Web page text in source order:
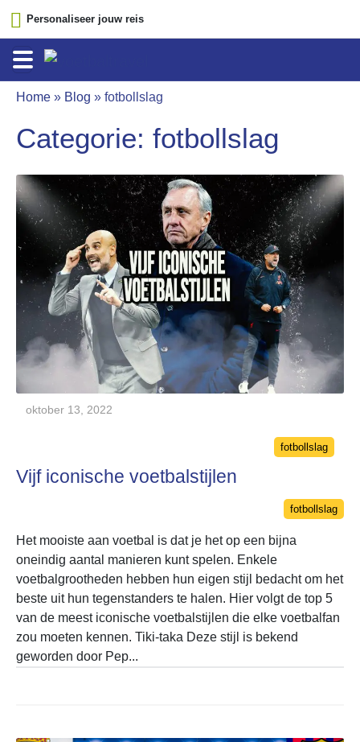
Personaliseer jouw reis
Home » Blog » fotbollslag
Categorie: fotbollslag
oktober 13, 2022
Categories
fotbollslag
Vijf iconische voetbalstijlen
Categories
fotbollslag
Het mooiste aan voetbal is dat je het op een bijna
oneindig aantal manieren kunt spelen. Enkele
voetbalgrootheden hebben hun eigen stijl bedacht om het
beste uit hun tegenstanders te halen. Hier volgt de top 5
van de meest iconische voetbalstijlen die elke voetbalfan
zou moeten kennen. Tiki-taka Deze stijl is bekend
geworden door Pep...